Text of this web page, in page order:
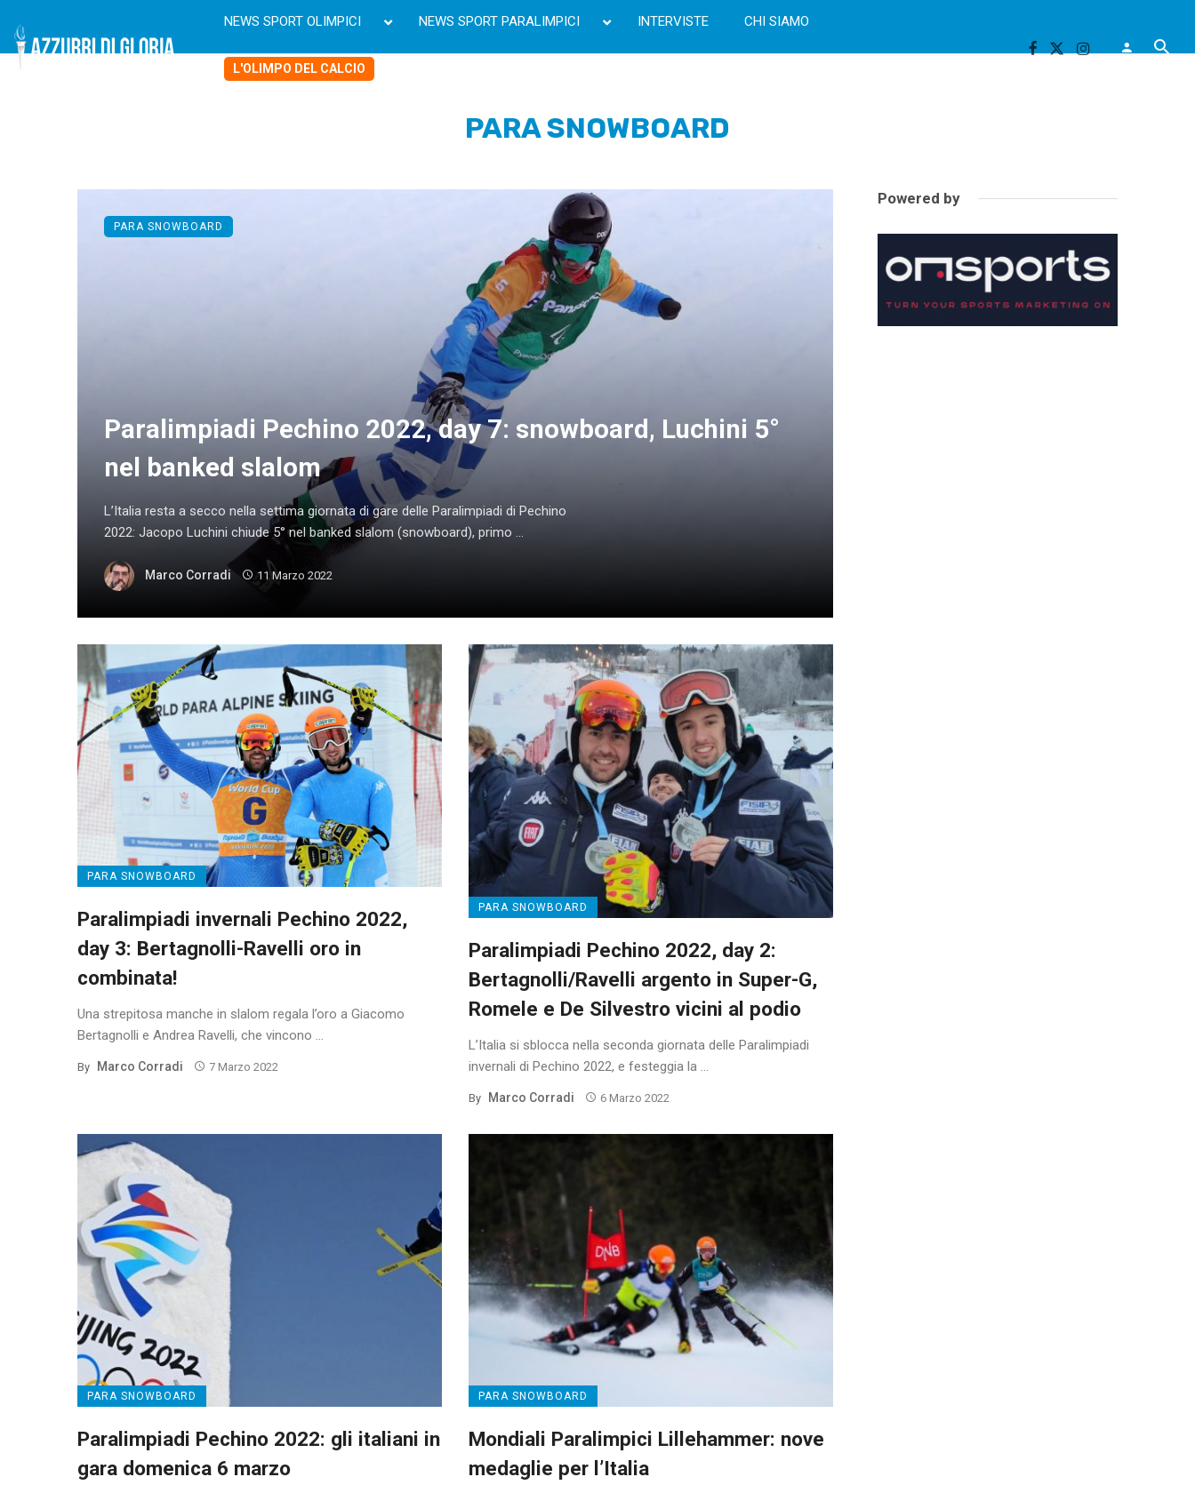
NEWS SPORT OLIMPICI NEWS SPORT PARALIMPICI INTERVISTE CHI SIAMO
L'OLIMPO DEL CALCIO
PARA SNOWBOARD
Paralimpiadi Pechino 2022, day 7: snowboard, Luchini 5°
nel banked slalom
L’Italia resta a secco nella settima giornata di gare delle Paralimpiadi di Pechino
2022: Jacopo Luchini chiude 5° nel banked slalom (snowboard), primo ...
Marco Corradi 11 Marzo 2022
PARA SNOWBOARD
PARA SNOWBOARD
Paralimpiadi invernali Pechino 2022,
day 3: Bertagnolli-Ravelli oro in
combinata!
Una strepitosa manche in slalom regala l’oro a Giacomo
Bertagnolli e Andrea Ravelli, che vincono ...
By Marco Corradi 7 Marzo 2022
PARA SNOWBOARD
Paralimpiadi Pechino 2022, day 2:
Bertagnolli/Ravelli argento in Super-G,
Romele e De Silvestro vicini al podio
L’Italia si sblocca nella seconda giornata delle Paralimpiadi
invernali di Pechino 2022, e festeggia la ...
By Marco Corradi 6 Marzo 2022
PARA SNOWBOARD
Paralimpiadi Pechino 2022: gli italiani in
gara domenica 6 marzo
PARA SNOWBOARD
Mondiali Paralimpici Lillehammer: nove
medaglie per l’Italia
Powered by